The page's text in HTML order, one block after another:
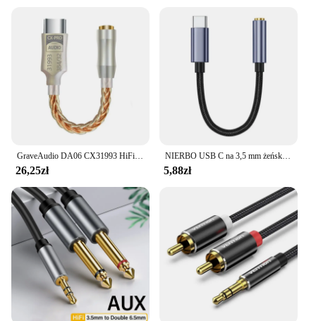
26,25zł
NIERBO USB C na 3,5 mm żeńskie gniazdo słuchawkowe Adapter typu C na Aux Audio Dongle do Samsung Galaxy iPad Pro Pixel
5,88zł